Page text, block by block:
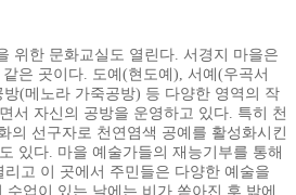
위한 문화교실도 열린다. 서경지 마을은
은 곳이다. 도예(현도예), 서예(우곡서
(메노라 가죽공방) 등 다양한 영역의 작
서 자신의 공방을 운영하고 있다. 특히 천
의 선구자로 천연염색 공예를 활성화시킨
있다. 마을 예술가들의 재능기부를 통해
리고 이 곳에서 주민들은 다양한 예술을
업이 있는 날에는 비가 쏟아진 후 밖에